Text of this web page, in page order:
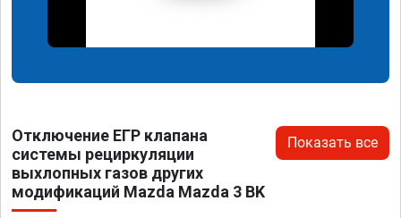
Отключение ЕГР клапана
системы рециркуляции
выхлопных газов других
модификаций Mazda Mazda 3 BK
Показать все